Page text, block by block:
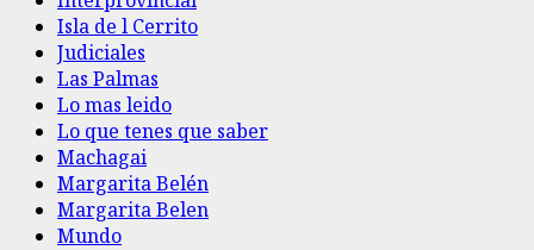
Isla de l Cerrito
Judiciales
Las Palmas
Lo mas leido
Lo que tenes que saber
Machagai
Margarita Belén
Margarita Belen
Mundo